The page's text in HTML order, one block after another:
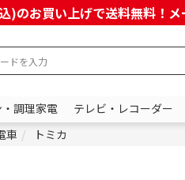
のお買い上げで送料無料！
調理家電 テレビ・レコーダー
車 トミカ